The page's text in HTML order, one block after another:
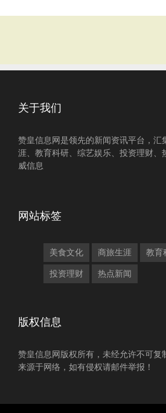
关于我们
赞皇信息网是领先的新闻资讯平台，汇
涯、教育科研、综艺娱乐、投资理财、
威信息
网站标签
美食文化 商旅生涯 教育
投资理财 热点新闻
版权信息
赞皇信息网版权所有，未经允许不可复
来源于网络，如有侵权请邮件举报！